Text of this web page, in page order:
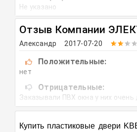
информацию. Все прошло четко,
паспорта качества, гарантию на
Договор заключал в офисе на
Компанию Эталон Пласт
Не указано
Отзыв Компании
Александр 2017-07-20
Положительные:
нет
Отрицательные:
Заказывали ПВХ окна у них очень
балконный блок под ключ цена 90
остекление профиль 86 мм
Купить пластиковые двери